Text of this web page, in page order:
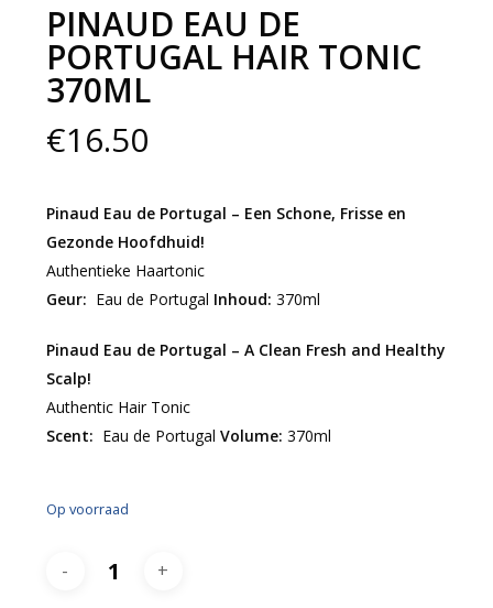
PINAUD EAU DE
PORTUGAL HAIR TONIC
370ML
€16.50
Pinaud Eau de Portugal – Een Schone, Frisse en
Gezonde Hoofdhuid!
Authentieke Haartonic
Geur: Eau de Portugal Inhoud: 370ml
Pinaud Eau de Portugal – A Clean Fresh and Healthy
Scalp!
Authentic Hair Tonic
Scent: Eau de Portugal Volume: 370ml
Op voorraad